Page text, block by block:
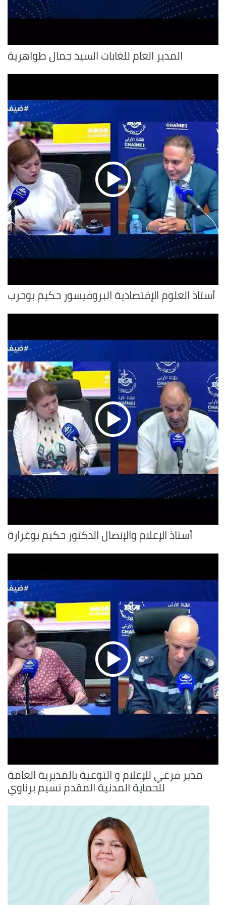
المدير العام للغابات السيد جمال طواهرية
أستاذ العلوم الإقتصادية البروفيسور حكيم بوحرب
أستاذ الإعلام والإتصال الدكتور حكيم بوغرارة
مدير فرعي للإعلام و التوعية بالمديرية العامة
للحماية المدنية المقدم نسيم برناوي